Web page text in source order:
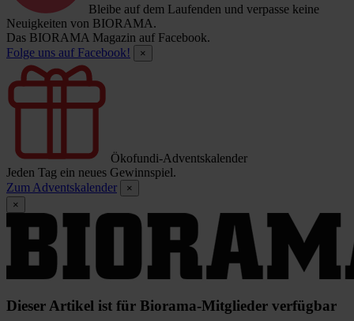
Bleibe auf dem Laufenden und verpasse keine
Neuigkeiten von BIORAMA.
Das BIORAMA Magazin auf Facebook.
Folge uns auf Facebook!
×
Ökofundi-Adventskalender
Jeden Tag ein neues Gewinnspiel.
Zum Adventskalender
×
×
Dieser Artikel ist für Biorama-Mitglieder verfügbar